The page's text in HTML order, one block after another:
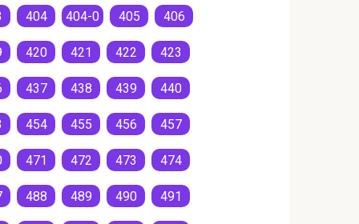
404 404-0 405 406
420 421 422 423
437 438 439 440
454 455 456 457
471 472 473 474
488 489 490 491